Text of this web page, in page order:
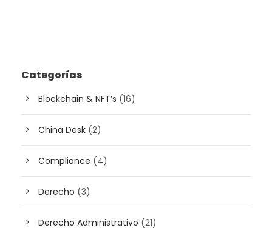
Categorías
Blockchain & NFT’s (16)
China Desk (2)
Compliance (4)
Derecho (3)
Derecho Administrativo (21)